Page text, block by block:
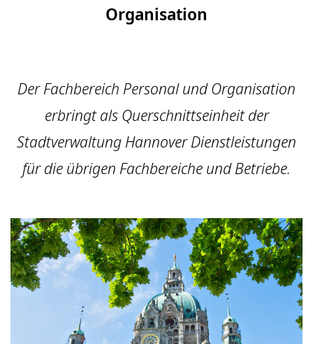
Organisation
Der Fachbereich Personal und Organisation
erbringt als Querschnittseinheit der
Stadtverwaltung Hannover Dienstleistungen
für die übrigen Fachbereiche und Betriebe.